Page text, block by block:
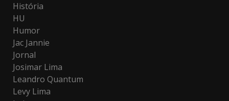
História
HU
Humor
Jac Jannie
Jornal
Josimar Lima
Leandro Quantum
Levy Lima